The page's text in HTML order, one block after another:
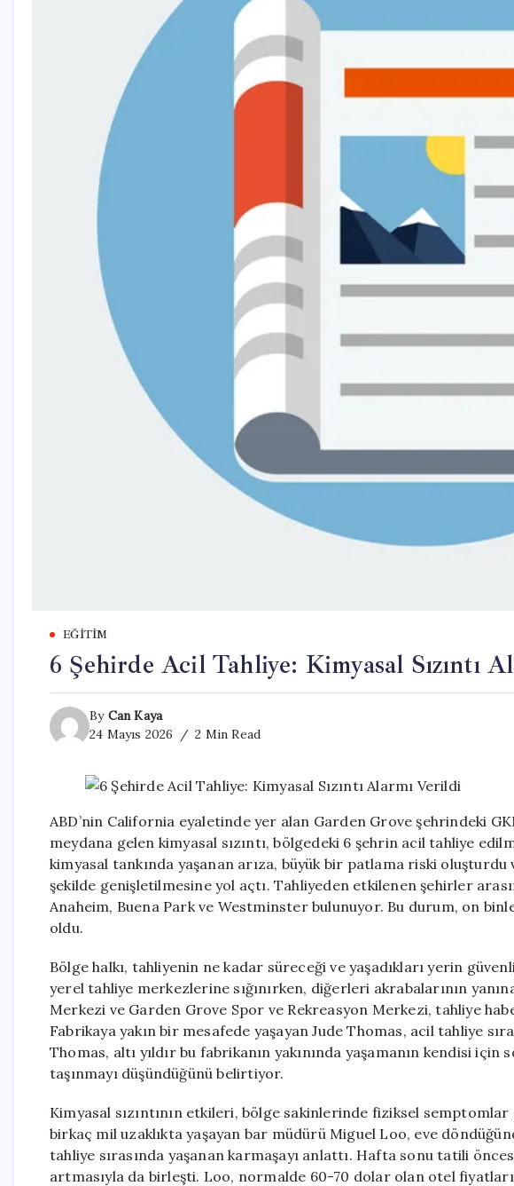
EĞITIM
6 Şehirde Acil Tahliye: Kimyasal Sızıntı
By Can Kaya
24 Mayıs 2026
2 Min Read
ABD’nin California eyaletinde yer alan Garden Grove şehrindeki
meydana gelen kimyasal sızıntı, bölgedeki 6 şehrin acil tahliye
kimyasal tankında yaşanan arıza, büyük bir patlama riski
şekilde genişletilmesine yol açtı. Tahliyeden etkilenen şehirler
Anaheim, Buena Park ve Westminster bulunuyor. Bu durum, on
oldu.
Bölge halkı, tahliyenin ne kadar süreceği ve yaşadıkları yerin
yerel tahliye merkezlerine sığınırken, diğerleri akrabalarının
Merkezi ve Garden Grove Spor ve Rekreasyon Merkezi, tahliye
Fabrikaya yakın bir mesafede yaşayan Jude Thomas, acil tahliye
Thomas, altı yıldır bu fabrikanın yakınında yaşamanın kendisi için
taşınmayı düşündüğünü belirtiyor.
Kimyasal sızıntının etkileri, bölge sakinlerinde fiziksel
birkaç mil uzaklıkta yaşayan bar müdürü Miguel Loo, eve
tahliye sırasında yaşanan karmaşayı anlattı. Hafta sonu tatili
artmasıyla da birleşti. Loo, normalde 60-70 dolar olan otel